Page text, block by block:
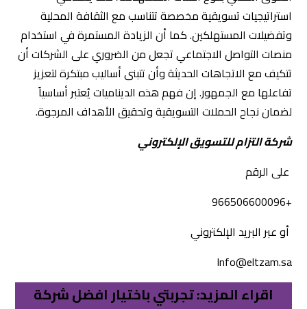
شركة التزام تسعى دوماً لتقديمقيم مضافةو خدمات
تسويقية متميزة في السوق السعودي، مما يجعلها الخيار
الأفضل مقارنة بالشركات الأخرى. تحليل السوق السعودي
واحتياجاته في إدارة السوشيال ميديا يمثل خطوة استراتيجية
حاسمة في عالمالتسويق الإلكتروني. تُعد المملكة العربية
السعودية سوقًا ديناميكيًا ومتناميًا يسعى إلى استغلال
التكنولوجيا والوسائل الرقمية لتعزيز وجوده. تحتاج الشركات إلى
فهم شامل لخصائص الجمهور المستهدف والمتغيرات الثقافية
والاجتماعية التي تؤثر على سلوكياتهم. من خلال التكيف مع
هذه الاحتياجات، يمكن لإدارة السوشيال ميديا أن تلعب دورًا
تسعى “التزام للتسويق الإلكتروني” إلى توفير استراتيجيات
تسويقية مبتكرة ومصممة خصيصًا لتلبية متطلبات السوق
السعودي، مما يساهم في
الوعي بالعلامة التجارية.